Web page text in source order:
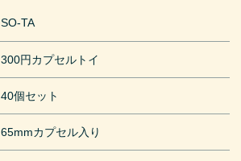
SO-TA
300円カプセルトイ
40個セット
65mmカプセル入り